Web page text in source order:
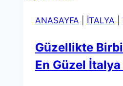
İyi
Plajları
2026
ANASAYFA İTALYA
Güzellikte
En Güzel